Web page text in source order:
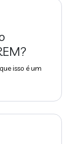
isso é um